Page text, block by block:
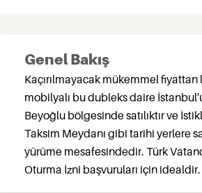
Genel Bakış
Kaçırılmayacak mükemmel
mobilyalı bu dubleks daire
Beyoğlu bölgesinde satılıktır ve
Taksim Meydanı gibi tarihi yerlere
yürüme mesafesindedir. Türk
Oturma İzni başvuruları için idealdir.